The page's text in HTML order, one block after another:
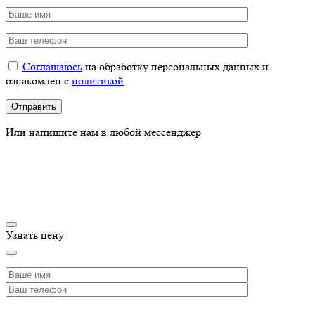
Соглашаюсь на обработку персональных данных и
ознакомлен с политикой
Или напишите нам в любой мессенджер
Узнать цену